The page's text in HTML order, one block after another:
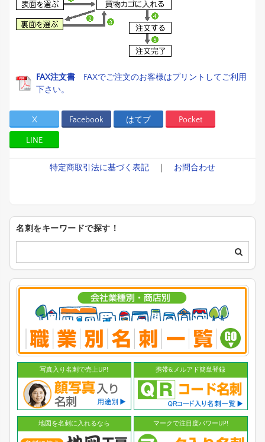
FAX注文書 FAXでご注文のお客様はプリントしてご利用
下さい。
X Facebook はてブ Pocket
LINE
特定商取引法に基づく表記 お問合わせ
名刺をキーワードで探す！
写真入り名刺で売上UP! 携帯&メルアド簡単登録
地図を名刺に入れるなら マークで注目度パワーUP!